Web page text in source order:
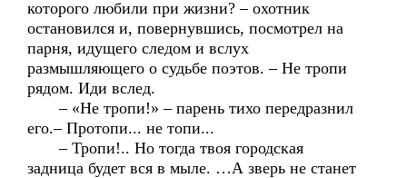
которого любили при жизни? – охотник
остановился и, повернувшись, посмотрел на
парня, идущего следом и вслух
размышляющего о судьбе поэтов. – Не тропи
рядом. Иди вслед.
– «Не тропи!» – парень тихо передразнил
его.– Протопи... не топи...
– Тропи!.. Но тогда твоя городская
задница будет вся в мыле. …А зверь не станет